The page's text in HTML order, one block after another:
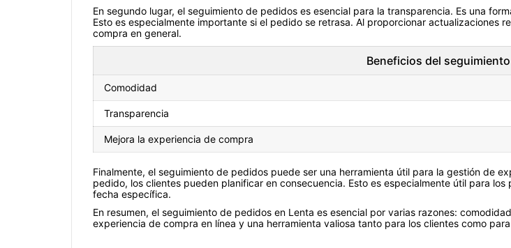
En segundo lugar, el seguimiento de pedidos es esencial para la transparencia. Es una
Esto es especialmente importante si el pedido se retrasa. Al proporcionar actualizaciones
compra en general.
Beneficios del
Comodidad
Transparencia
Mejora la experiencia de compra
Finalmente, el seguimiento de pedidos puede ser una herramienta útil para la gestión de
pedido, los clientes pueden planificar en consecuencia. Esto es especialmente útil para
fecha específica.
En resumen, el seguimiento de pedidos en Lenta es esencial por varias razones:
experiencia de compra en línea y una herramienta valiosa tanto para los clientes como